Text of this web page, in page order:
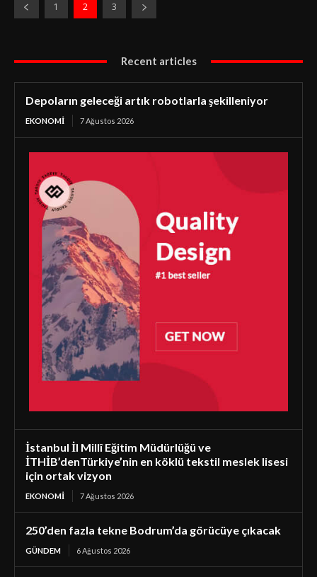
1 2 3
Recent articles
Depoların geleceği artık robotlarla şekilleniyor
EKONOMI 7 Ağustos 2026
İstanbul İl Millî Eğitim Müdürlüğü ve
İTHİB’denTürkiye’nin en köklü tekstil meslek lisesi
için ortak vizyon
EKONOMI 7 Ağustos 2026
250’den fazla tekne Bodrum’da görücüye çıkacak
GÜNDEM 6 Ağustos 2026